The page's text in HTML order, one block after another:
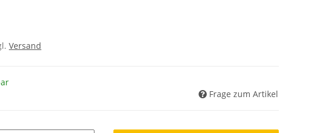
Versand
Frage zum Artikel